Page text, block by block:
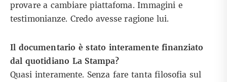
provare a cambiare piattafoma. Immagini e
testimonianze. Credo avesse ragione lui.
Il documentario è stato interamente finanziato
dal quotidiano La Stampa?
Quasi interamente. Senza fare tanta filosofia sul